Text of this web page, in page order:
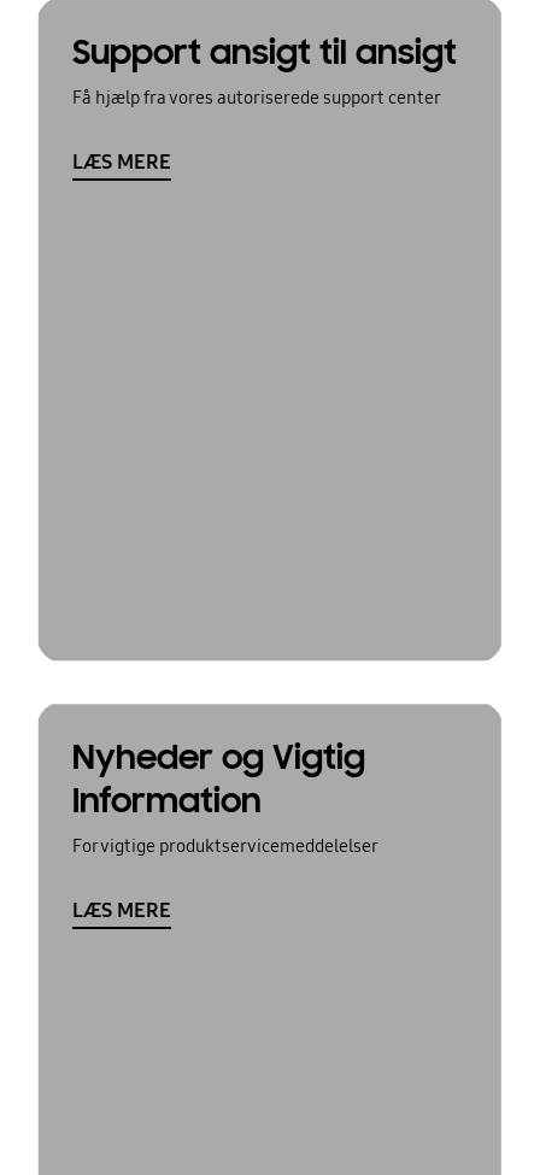
Support ansigt til ansigt
Få hjælp fra vores autoriserede support center
LÆS MERE
Nyheder og Vigtig
Information
For vigtige produktservicemeddelelser
LÆS MERE